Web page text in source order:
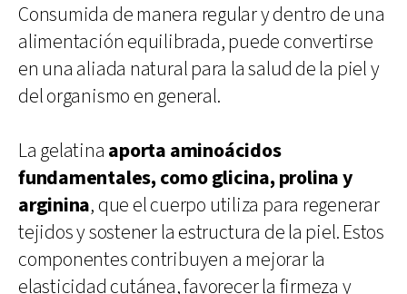
Consumida de manera regular y dentro de una
alimentación equilibrada, puede convertirse
en una aliada natural para la salud de la piel y
del organismo en general.
La gelatina aporta aminoácidos
fundamentales, como glicina, prolina y
arginina, que el cuerpo utiliza para regenerar
tejidos y sostener la estructura de la piel. Estos
componentes contribuyen a mejorar la
elasticidad cutánea, favorecer la firmeza y